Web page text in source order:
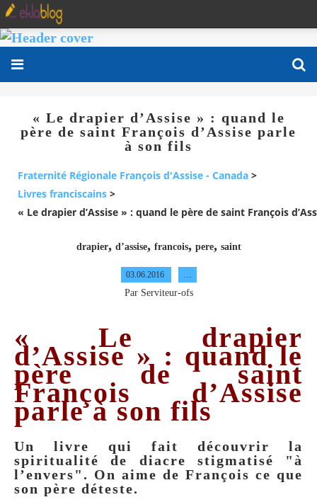
« Le drapier d’Assise » : quand le
père de saint François d’Assise parle
à son fils
Fraternité Régionale François d'Assise - Canada >
Livres franciscains >
« Le drapier d’Assise » : quand le père de saint François
drapier, d’assise, francois, pere, saint
03.06.2016
Par Serviteur-ofs
« Le drapier
d’Assise » : quand le
père de saint
François d’Assise
parle à son fils
Un livre qui fait découvrir la
spiritualité de diacre stigmatisé "à
l’envers". On aime de François ce que
son père déteste.